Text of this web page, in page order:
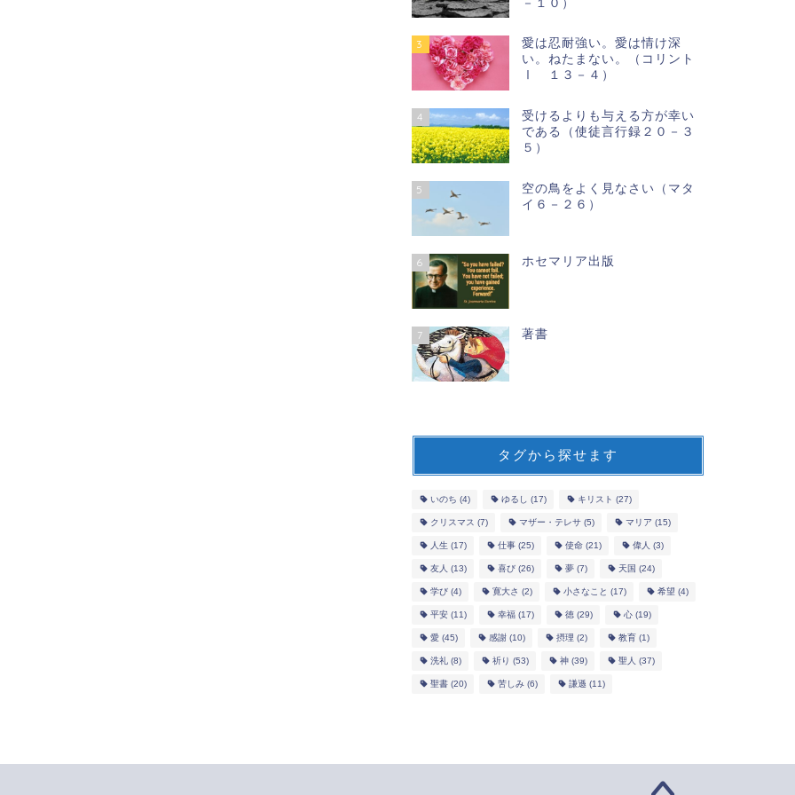
－１０）
3
愛は忍耐強い。愛は情け深
い。ねたまない。（コリント
Ⅰ １３－４）
4
受けるよりも与える方が幸い
である（使徒言行録２０－３
５）
5
空の鳥をよく見なさい（マタ
イ６－２６）
6 ホセマリア出版
7 著書
タグから探せます
いのち (4) ゆるし (17) キリスト (27)
クリスマス (7) マザー・テレサ(5) マリア (15)
人生 (17) 仕事(25) 使命(21) 偉人 (3)
友人 (13) 喜び(26) 夢(7) 天国 (24)
学び(4) 寛大さ (2) 小さなこと (17) 希望 (4)
平安(11) 幸福(17) 徳(29) 心(19)
愛(45) 感謝(10) 摂理 (2) 教育(1)
洗礼(8) 祈り (53) 神(39) 聖人 (37)
聖書(20) 苦しみ(6) 謙遜 (11)